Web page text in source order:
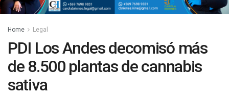
Home Legal
PDI Los Andes decomisó más
de 8.500 plantas de cannabis
sativa